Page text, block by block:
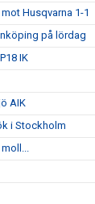
Husqvarna 1-1
på lördag
IK
AIK
i Stockholm